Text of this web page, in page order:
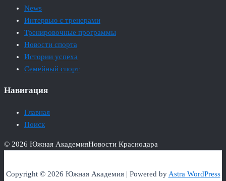
News
Интервью с тренерами
Тренировочные программы
Новости спорта
Истории успеха
Семейный спорт
Навигация
Главная
Поиск
© 2026 Южная АкадемияНовости Краснодара
Copyright © 2026 Южная Академия | Powered byAstra WordPress